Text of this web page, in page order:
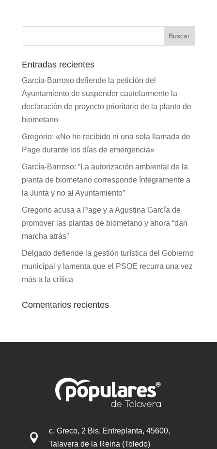
Entradas recientes
García-Barroso defiende la petición del
Ayuntamiento de suspender cautelarmente la
declaración de proyecto prioritario de la planta de
biometano
Gregorio: «No he recibido ni una sola llamada de
Page durante los días de emergencia»
García-Barroso: “La autorización ambiental de la
planta de biometano corresponde íntegramente a
la Junta y no al Ayuntamiento”
Gregorio acusa a Page y a Agustina García de
promover las plantas de biometano y ahora “dan
marcha atrás”
Delgado defiende la gestión turística del Gobierno
municipal y lamenta que el PSOE recurra una vez
más a la crítica
Comentarios recientes

c. Greco, 2 Bis, Entreplanta, 45600,
Talavera de la Reina (Toledo)